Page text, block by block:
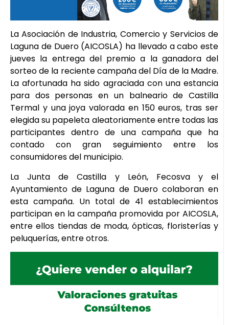
La Asociación de Industria, Comercio y Servicios de
Laguna de Duero (AICOSLA) ha llevado a cabo este
jueves la entrega del premio a la ganadora del
sorteo de la reciente campaña del Día de la Madre.
La afortunada ha sido agraciada con una estancia
para dos personas en un balneario de Castilla
Termal y una joya valorada en 150 euros, tras ser
elegida su papeleta aleatoriamente entre todas las
participantes dentro de una campaña que ha
contado con gran seguimiento entre los
consumidores del municipio.
La Junta de Castilla y León, Fecosva y el
Ayuntamiento de Laguna de Duero colaboran en
esta campaña. Un total de 41 establecimientos
participan en la campaña promovida por AICOSLA,
entre ellos tiendas de moda, ópticas, floristerías y
peluquerías, entre otros.